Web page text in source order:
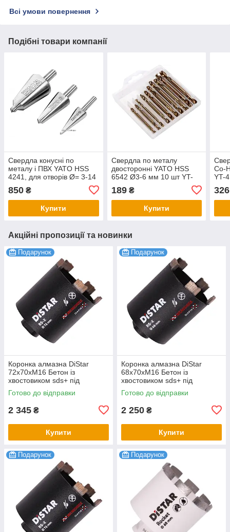
Всі умови повернення
Подібні товари компанії
Свердла конусні по
металу і ПВХ YATO HSS
4241, для отворів Ø= 3-14
мм, 8-20 мм, 16-30 мм; 3
шт YT-44730
850 ₴
Купити
Свердла по металу
двосторонні YATO HSS
6542 Ø3-6 мм 10 шт YT-
189₴
Купити
Co-
YT-
326
Акційні пропозиції та новинки
Подарунок
Коронка алмазна DiStar
72x70хМ16 Бетон із
хвостовиком sds+ під
свердло
Готово до відправки
2 345 ₴
Купити
Подарунок
Коронка алмазна DiStar
68x70хМ16 Бетон із
хвостовиком sds+ під
свердло
Готово до відправки
2 250 ₴
Купити
Подарунок Подарунок